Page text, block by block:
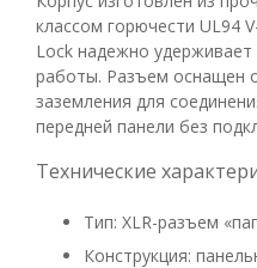
классом горючести UL94
Lock надежно
работы. Разъем оснащен
заземления для
передней панели без
Технические
Тип: XLR-разъем
Конструкция: